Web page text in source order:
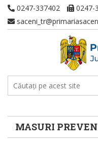
0247-337402
0247-
MASURI